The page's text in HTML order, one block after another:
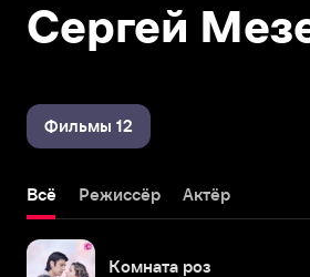
Сергей
Фильмы 12
Всё Режиссёр Актёр
Комната роз